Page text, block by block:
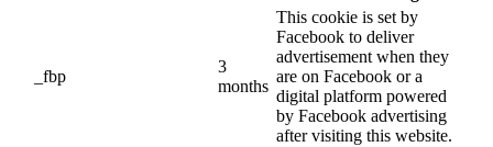
_fbp
3
months
This cookie is set by
Facebook to deliver
advertisement when they
are on Facebook or a
digital platform powered
by Facebook advertising
after visiting this website.